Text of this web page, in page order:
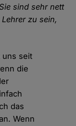
sind sehr nett
zu sein,
uns seit
die
das
Wenn